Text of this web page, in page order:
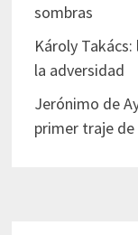
sombras
Károly
la adversidad
Jerónimo de
primer traje de